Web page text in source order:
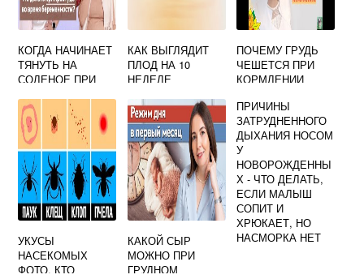
КОГДА НАЧИНАЕТ
ТЯНУТЬ НА
СОЛЕНОЕ ПРИ
КАК ВЫГЛЯДИТ
ПЛОД НА 10
НЕДЕЛЕ
ФОТО
ПОЧЕМУ ГРУДЬ
ЧЕШЕТСЯ ПРИ
КОРМЛЕНИИ
УКУСЫ
НАСЕКОМЫХ
ФОТО, КТО
КАКОЙ СЫР
МОЖНО ПРИ
ГРУДНОМ
ПРИЧИНЫ
ЗАТРУДНЕННОГО
ДЫХАНИЯ НОСОМ
У
НОВОРОЖДЕННЫ
Х - ЧТО ДЕЛАТЬ,
ЕСЛИ МАЛЫШ
СОПИТ И
ХРЮКАЕТ, НО
НАСМОРКА НЕТ